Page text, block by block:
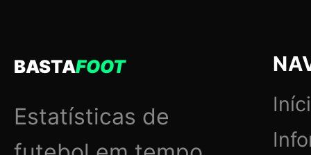
BASTAFOOT
Estatísticas de